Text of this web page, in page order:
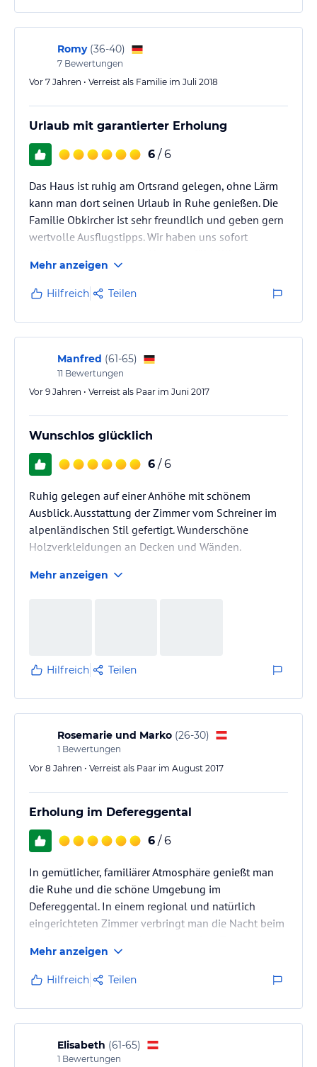
Romy (36-40)
7 Bewertungen
Vor 7 Jahren • Verreist als Familie im Juli 2018
Urlaub mit garantierter Erholung
6 / 6
Das Haus ist ruhig am Ortsrand gelegen, ohne Lärm
kann man dort seinen Urlaub in Ruhe genießen. Die
Familie Obkircher ist sehr freundlich und geben gern
wertvolle Ausflugstipps. Wir haben uns sofort
Mehr anzeigen
Hilfreich Teilen
Manfred (61-65)
11 Bewertungen
Vor 9 Jahren • Verreist als Paar im Juni 2017
Wunschlos glücklich
6 / 6
Ruhig gelegen auf einer Anhöhe mit schönem
Ausblick. Ausstattung der Zimmer vom Schreiner im
alpenländischen Stil gefertigt. Wunderschöne
Holzverkleidungen an Decken und Wänden.
Mehr anzeigen
Hilfreich Teilen
Rosemarie und Marko (26-30)
1 Bewertungen
Vor 8 Jahren • Verreist als Paar im August 2017
Erholung im Defereggental
6 / 6
In gemütlicher, familiärer Atmosphäre genießt man
die Ruhe und die schöne Umgebung im
Defereggental. In einem regional und natürlich
eingerichteten Zimmer verbringt man die Nacht beim
man mit einem guten, reichhaltigen Frühstück mit
regionalen Produkten, wobei auch auf
Sonderwünsche Rücksicht genommen wird. Bei der
Tagesplanung wird man gerne von den freundlichen
Wirtsleuten beraten, sodass man sich schon darauf
einstellen kann, wie lang oder steil welcher Weg ist…
Mehr anzeigen
Hilfreich Teilen
Elisabeth (61-65)
1 Bewertungen